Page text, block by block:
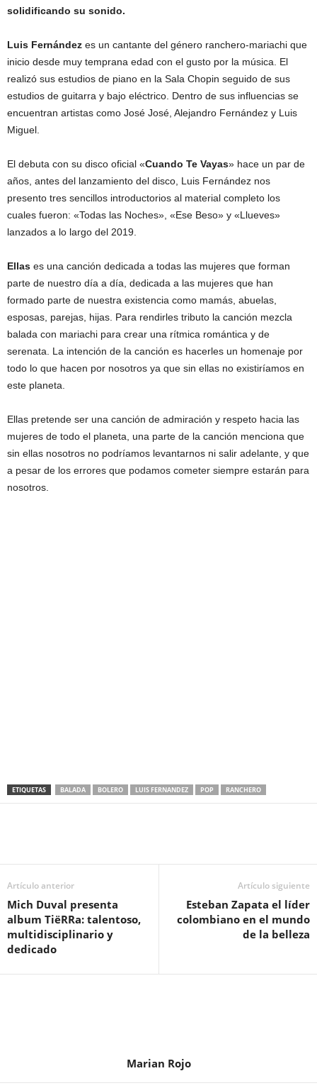
solidificando su sonido.
Luis Fernández es un cantante del género ranchero-mariachi que
inicio desde muy temprana edad con el gusto por la música. El
realizó sus estudios de piano en la Sala Chopin seguido de sus
estudios de guitarra y bajo eléctrico. Dentro de sus influencias se
encuentran artistas como José José, Alejandro Fernández y Luis
Miguel.
El debuta con su disco oficial «Cuando Te Vayas» hace un par de
años, antes del lanzamiento del disco, Luis Fernández nos
presento tres sencillos introductorios al material completo los
cuales fueron: «Todas las Noches», «Ese Beso» y «Llueves»
lanzados a lo largo del 2019.
Ellas es una canción dedicada a todas las mujeres que forman
parte de nuestro día a día, dedicada a las mujeres que han
formado parte de nuestra existencia como mamás, abuelas,
esposas, parejas, hijas. Para rendirles tributo la canción mezcla
balada con mariachi para crear una rítmica romántica y de
serenata. La intención de la canción es hacerles un homenaje por
todo lo que hacen por nosotros ya que sin ellas no existiríamos en
este planeta.
Ellas pretende ser una canción de admiración y respeto hacia las
mujeres de todo el planeta, una parte de la canción menciona que
sin ellas nosotros no podríamos levantarnos ni salir adelante, y que
a pesar de los errores que podamos cometer siempre estarán para
nosotros.
ETIQUETAS BALADA BOLERO LUIS FERNANDEZ POP RANCHERO
Artículo anterior
Mich Duval presenta
album TiëRRa: talentoso,
multidisciplinario y
dedicado
Artículo siguiente
Esteban Zapata el líder
colombiano en el mundo
de la belleza
Marian Rojo